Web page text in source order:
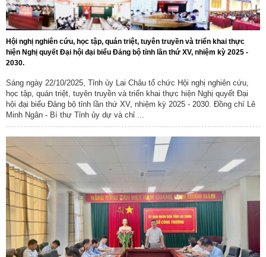
Hội nghị nghiên cứu, học tập, quán triệt, tuyên truyền và triển khai thực
hiện Nghị quyết Đại hội đại biểu Đảng bộ tỉnh lần thứ XV, nhiệm kỳ 2025 -
2030.
Sáng ngày 22/10/2025, Tỉnh ủy Lai Châu tổ chức Hội nghị nghiên cứu,
học tập, quán triệt, tuyên truyền và triển khai thực hiện Nghị quyết Đại
hội đại biểu Đảng bộ tỉnh lần thứ XV, nhiệm kỳ 2025 - 2030. Đồng chí Lê
Minh Ngân - Bí thư Tỉnh ủy dự và chỉ ...